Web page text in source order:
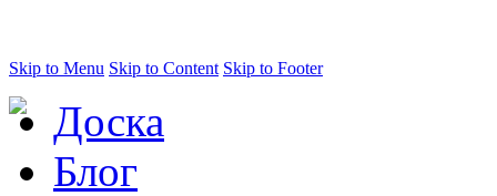
Skip to Menu Skip to Content Skip to Footer
Доска
Блог